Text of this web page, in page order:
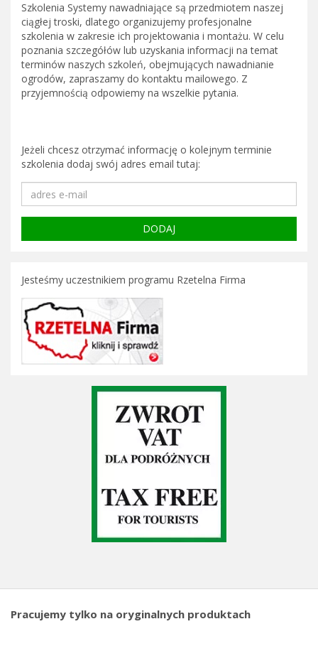
Szkolenia Systemy nawadniające są przedmiotem naszej
ciągłej troski, dlatego organizujemy profesjonalne
szkolenia w zakresie ich projektowania i montażu. W celu
poznania szczegółów lub uzyskania informacji na temat
terminów naszych szkoleń, obejmujących nawadnianie
ogrodów, zapraszamy do kontaktu mailowego. Z
przyjemnością odpowiemy na wszelkie pytania.
Jeżeli chcesz otrzymać informację o kolejnym terminie
szkolenia dodaj swój adres email tutaj:
Jesteśmy uczestnikiem programu Rzetelna Firma
Pracujemy tylko na oryginalnych produktach